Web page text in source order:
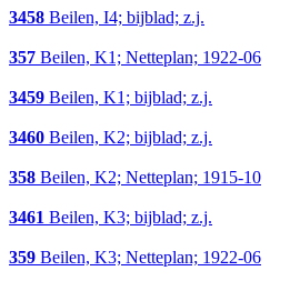
3458 Beilen, I4; bijblad; z.j.
357 Beilen, K1; Netteplan; 1922-06
3459 Beilen, K1; bijblad; z.j.
3460 Beilen, K2; bijblad; z.j.
358 Beilen, K2; Netteplan; 1915-10
3461 Beilen, K3; bijblad; z.j.
359 Beilen, K3; Netteplan; 1922-06